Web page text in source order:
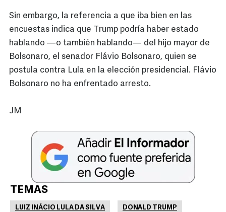
Sin embargo, la referencia a que iba bien en las
encuestas indica que Trump podría haber estado
hablando —o también hablando— del hijo mayor de
Bolsonaro, el senador Flávio Bolsonaro, quien se
postula contra Lula en la elección presidencial. Flávio
Bolsonaro no ha enfrentado arresto.
JM
TEMAS
LUIZ INÁCIO LULA DA SILVA DONALD TRUMP